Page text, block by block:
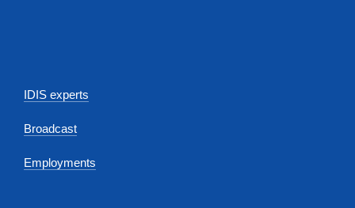
IDIS experts
Broadcast
Employments